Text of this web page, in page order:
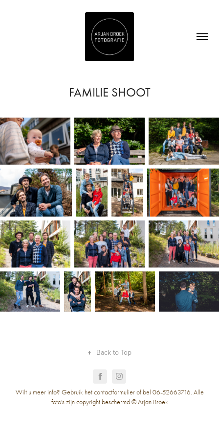
FAMILIE SHOOT
↑ Back to Top
Wilt u meer info? Gebruik het contactformulier of bel 06-52663716. Alle
foto's zijn copyright beschermd © Arjan Broek